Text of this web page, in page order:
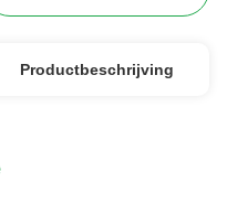
Productbeschrijving